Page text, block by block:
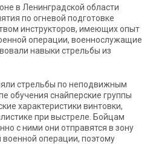
в Ленинградской области
по огневой подготовке
инструкторов, имеющих опыт
операции, военнослужащие
навыки стрельбы из
стрельбы по неподвижным
обучения снайперские группы
характеристики винтовки,
при выстреле. Бойцам
с ними они отправятся в зону
операции, поэтому